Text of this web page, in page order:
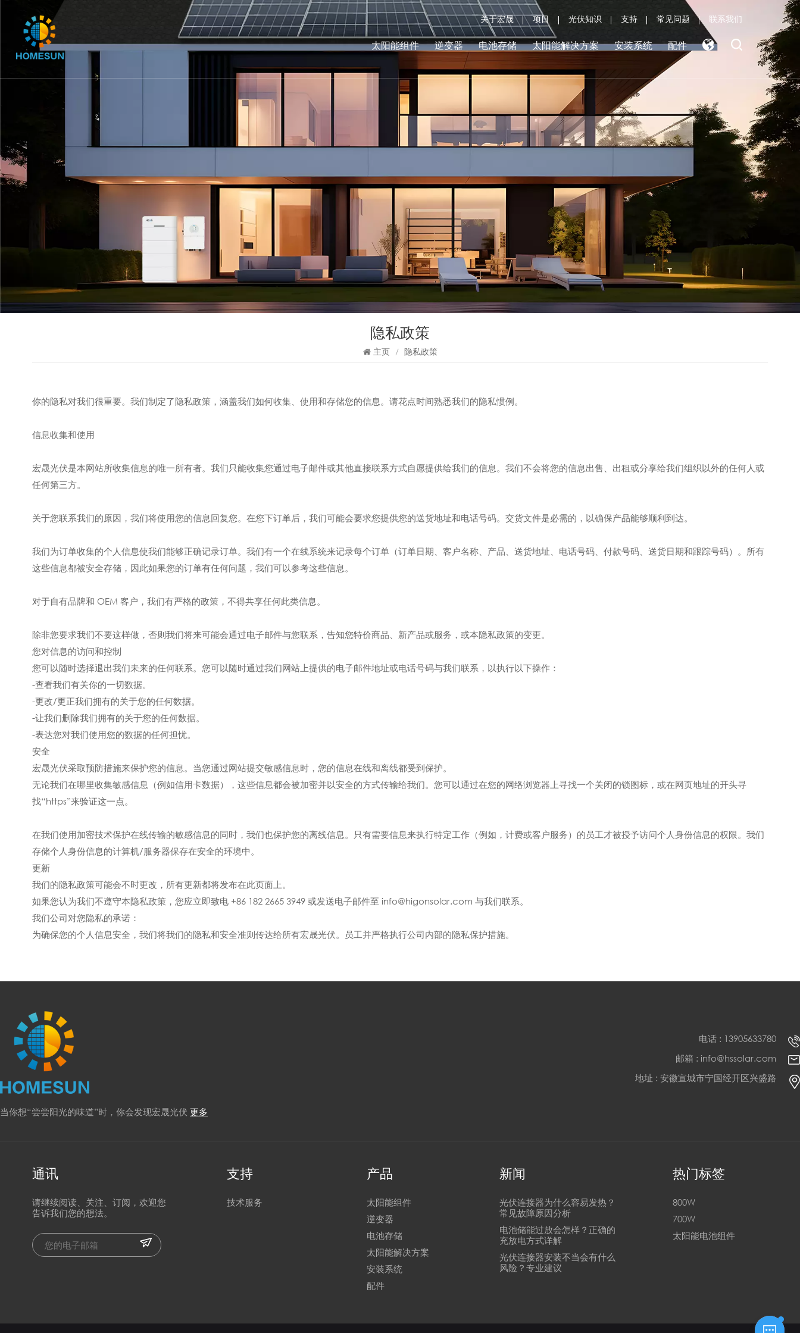
关于宏晟 项目 光伏知识 支持 常见问题 联系我们
太阳能组件 逆变器 电池存储 太阳能解决方案 安装系统 配件
隐私政策
主页 / 隐私政策
你的隐私对我们很重要。我们制定了隐私政策，涵盖我们如何收集、使用和存储您的信息。请花点时间熟悉我们的隐私惯例。
信息收集和使用
宏晟光伏是本网站所收集信息的唯一所有者。我们只能收集您通过电子邮件或其他直接联系方式自愿提供给我们的信息。我们不会将您的信息出售、出租或分享给我们组织以外的任何人或
任何第三方。
关于您联系我们的原因，我们将使用您的信息回复您。在您下订单后，我们可能会要求您提供您的送货地址和电话号码。交货文件是必需的，以确保产品能够顺利到达。
我们为订单收集的个人信息使我们能够正确记录订单。我们有一个在线系统来记录每个订单（订单日期、客户名称、产品、送货地址、电话号码、付款号码、送货日期和跟踪号码）。所有
这些信息都被安全存储，因此如果您的订单有任何问题，我们可以参考这些信息。
对于自有品牌和 OEM 客户，我们有严格的政策，不得共享任何此类信息。
除非您要求我们不要这样做，否则我们将来可能会通过电子邮件与您联系，告知您特价商品、新产品或服务，或本隐私政策的变更。
您对信息的访问和控制
您可以随时选择退出我们未来的任何联系。您可以随时通过我们网站上提供的电子邮件地址或电话号码与我们联系，以执行以下操作：
-查看我们有关你的一切数据。
-更改/更正我们拥有的关于您的任何数据。
-让我们删除我们拥有的关于您的任何数据。
-表达您对我们使用您的数据的任何担忧。
安全
宏晟光伏采取预防措施来保护您的信息。当您通过网站提交敏感信息时，您的信息在线和离线都受到保护。
无论我们在哪里收集敏感信息（例如信用卡数据），这些信息都会被加密并以安全的方式传输给我们。您可以通过在您的网络浏览器上寻找一个关闭的锁图标，或在网页地址的开头寻
找“https”来验证这一点。
在我们使用加密技术保护在线传输的敏感信息的同时，我们也保护您的离线信息。只有需要信息来执行特定工作（例如，计费或客户服务）的员工才被授予访问个人身份信息的权限。我们
存储个人身份信息的计算机/服务器保存在安全的环境中。
更新
我们的隐私政策可能会不时更改，所有更新都将发布在此页面上。
如果您认为我们不遵守本隐私政策，您应立即致电 +86 182 2665 3949 或发送电子邮件至 info@higonsolar.com 与我们联系。
我们公司对您隐私的承诺：
为确保您的个人信息安全，我们将我们的隐私和安全准则传达给所有宏晟光伏。员工并严格执行公司内部的隐私保护措施。
当你想“尝尝阳光的味道”时，你会发现宏晟光伏 更多
电话 : 13905633780
邮箱 : info@hssolar.com
地址 : 安徽宣城市宁国经开区兴盛路
通讯
请继续阅读、关注、订阅，欢迎您
告诉我们您的想法。
支持
技术服务
产品
太阳能组件
逆变器
电池存储
太阳能解决方案
安装系统
配件
新闻
光伏连接器为什么容易发热？
常见故障原因分析
电池储能过放会怎样？正确的
充放电方式详解
光伏连接器安装不当会有什么
风险？专业建议
热门标签
800W
700W
太阳能电池组件